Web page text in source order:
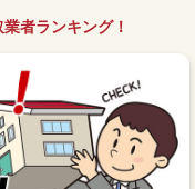
者ランキング！